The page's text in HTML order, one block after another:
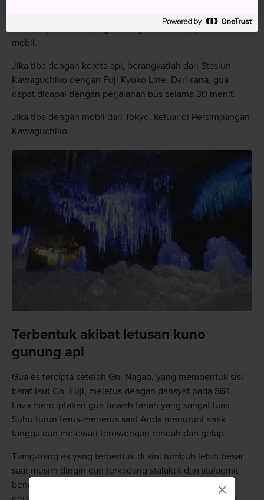
×
Anda dapat mencapai gua dengan kereta api, bus, atau
mobil.
Jika tiba dengan kereta api, berangkatlah dari Stasiun
Kawaguchiko dengan Fuji Kyuko Line. Dari sana, gua
dapat dicapai dengan perjalanan bus selama 30 menit.
Jika tiba dengan mobil dari Tokyo, keluar di Persimpangan
Kawaguchiko.
Terbentuk akibat letusan kuno
gunung api
Gua es tercipta setelah Gn. Nagao, yang membentuk sisi
barat laut Gn. Fuji, meletus dengan dahsyat pada 864.
Lava menciptakan gua bawah tanah yang sangat luas.
Suhu turun terus-menerus saat Anda menuruni anak
tangga dan melewati terowongan rendah dan gelap.
Tiang-tiang es yang terbentuk di sini tumbuh lebih besar
saat musim dingin dan terkadang stalaktit dan stalagmit
benar-benar terhubung. Suhu gua berkisar sekitar nol